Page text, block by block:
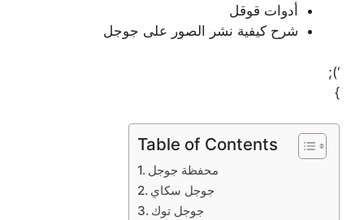
أدوات قوقل
شرح كيفية نشر الصور على جوجل
‘);
}
Table of Contents
محفظة جوجل
جوجل سكاي
جوجل توك